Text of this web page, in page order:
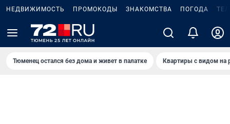
НЕДВИЖИМОСТЬ ПРОМОКОДЫ ЗНАКОМСТВА ПОГОДА
Тюменец остался без дома и живет в палатке Квартиры с видом на